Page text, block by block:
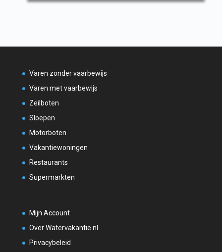
Varen zonder vaarbewijs
Varen met vaarbewijs
Zeilboten
Sloepen
Motorboten
Vakantiewoningen
Restaurants
Supermarkten
Mijn Account
Over Watervakantie.nl
Privacybeleid